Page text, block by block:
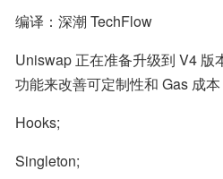
编译：深潮 TechFlow
Uniswap 正在准备升级到 V4 版
功能来改善可定制性和 Gas 成本
Hooks;
Singleton;